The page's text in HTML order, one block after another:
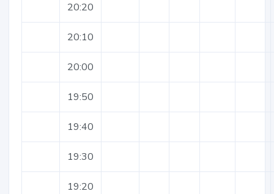
20:20
20:10
20:00
19:50
19:40
19:30
19:20